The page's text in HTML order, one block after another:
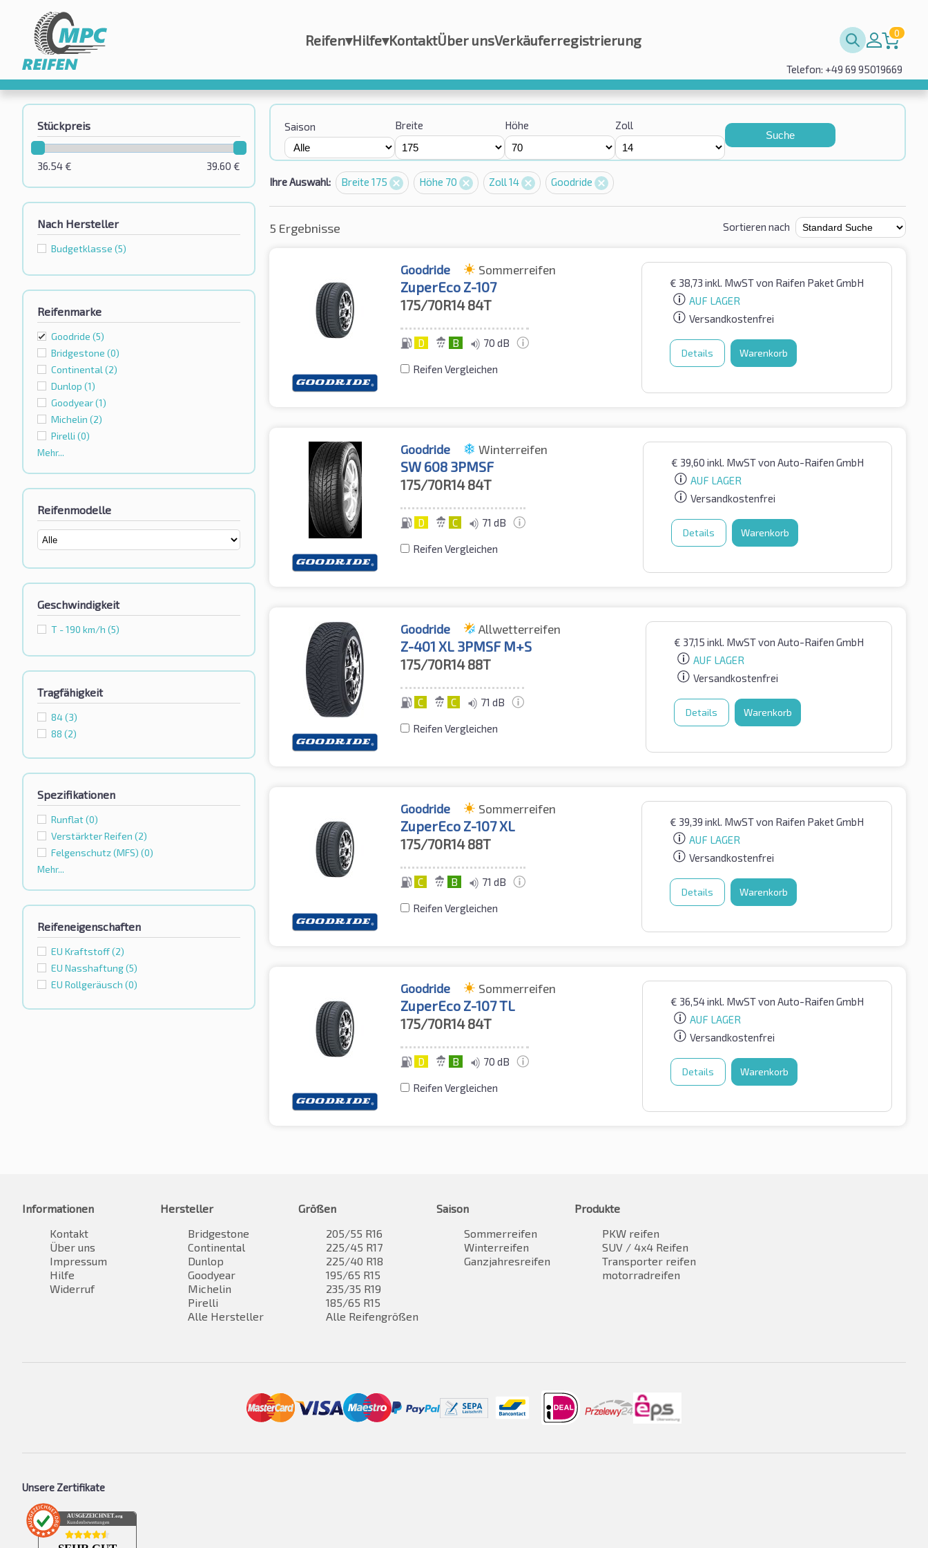
Reifen▾Hilfe▾KontaktÜber unsVerkäuferregistrierung 0
Telefon: +49 69 95019669
Stückpreis
39.60 €
36.54€
Nach Hersteller
Budgetklassе (5)
Reifenmarke
Goodride (5)
Bridgestone (0)
Continental (2)
Dunlop (1)
Goodyear(1)
Michelin (2)
Pirelli (0)
Mehr...
Reifenmodelle
Geschwindigkeit
T - 190 km/h (5)
Tragfähigkeit
84(3)
88 (2)
Spezifikationen
Runflat(0)
Verstärkter Reifen (2)
Felgenschutz (MFS) (0)
Mehr...
Reifeneigenschaften
EU Kraftstoff(2)
EU Nasshaftung(5)
EU Rollgeräusch (0)
Saison Breite Höhe Zoll
Suche
Ihre Auswahl: Breite 175 Höhe 70 Zoll 14 Goodride
5 Ergebnisse Sortieren nach
Goodride Sommerreifen
ZuperEco Z-107
175/70R1484T
D B 70 dB
Reifen Vergleichen
€ 38,73 inkl. MwSTvon Raifen Paket GmbH
AUF LAGER
Versandkostenfrei
Details Warenkorb
Goodride Winterreifen
SW 608 3PMSF
175/70R1484T
D C 71 dB
Reifen Vergleichen
€ 39,60 inkl. MwSTvon Auto-Raifen GmbH
AUF LAGER
Versandkostenfrei
Details Warenkorb
Goodride Allwetterreifen
Z-401 XL 3PMSF M+S
175/70R1488T
C C 71 dB
Reifen Vergleichen
€ 37,15 inkl. MwSTvon Auto-Raifen GmbH
AUF LAGER
Versandkostenfrei
Details Warenkorb
Goodride Sommerreifen
ZuperEco Z-107 XL
175/70R1488T
C B 71 dB
Reifen Vergleichen
€ 39,39 inkl. MwSTvon Raifen Paket GmbH
AUF LAGER
Versandkostenfrei
Details Warenkorb
Goodride Sommerreifen
ZuperEco Z-107 TL
175/70R1484T
D B 70 dB
Reifen Vergleichen
€ 36,54inkl. MwSTvon Auto-Raifen GmbH
AUF LAGER
Versandkostenfrei
Details Warenkorb
Informationen
Kontakt
Über uns
Impressum
Hilfe
Widerruf
Hersteller
Bridgestone
Continental
Dunlop
Goodyear
Michelin
Pirelli
Alle Hersteller
Größen
205/55 R16
225/45 R17
225/40 R18
195/65 R15
235/35 R19
185/65 R15
Alle Reifengrößen
Saison
Sommerreifen
Winterreifen
Ganzjahresreifen
Produkte
PKW reifen
SUV / 4x4 Reifen
Transporter reifen
motorradreifen
Unsere Zertifikate
AUSGEZEICHNET .org
Kundenbewertungen